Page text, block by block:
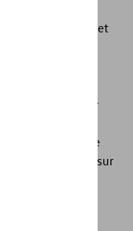
les situations -
zinc, sans plomb et
tyres/636236
responsable si le
mentionné sur